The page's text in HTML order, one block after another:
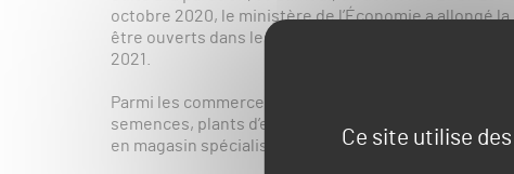
Ce site utilise
octobre 2020, le ministère de l’Économie a allongé
être ouverts dans les seize départements soumis à
2021.
Parmi les commerces autorisés, nous retrouvons
semences, plants d’espèces fruitières ou
en magasin spécialisé.